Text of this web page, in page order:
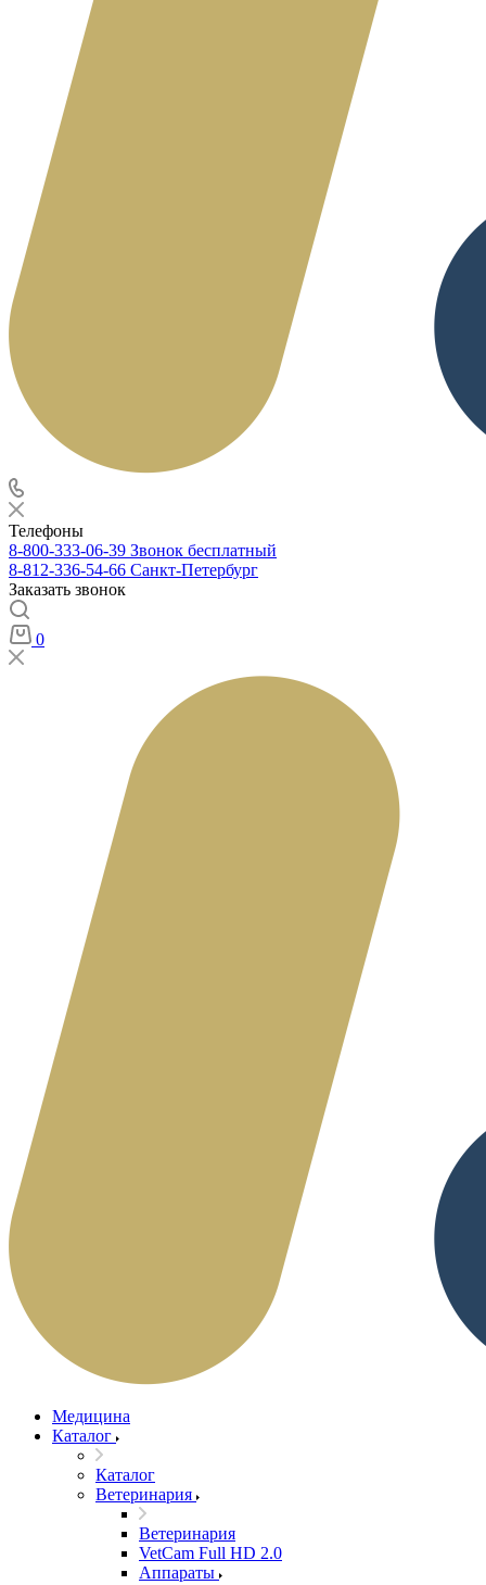
Телефоны
8-800-333-06-39 Звонок бесплатный
8-812-336-54-66 Санкт-Петербург
Заказать звонок
0
Медицина
Каталог
Каталог
Ветеринария
Ветеринария
VetCam Full HD 2.0
Аппараты